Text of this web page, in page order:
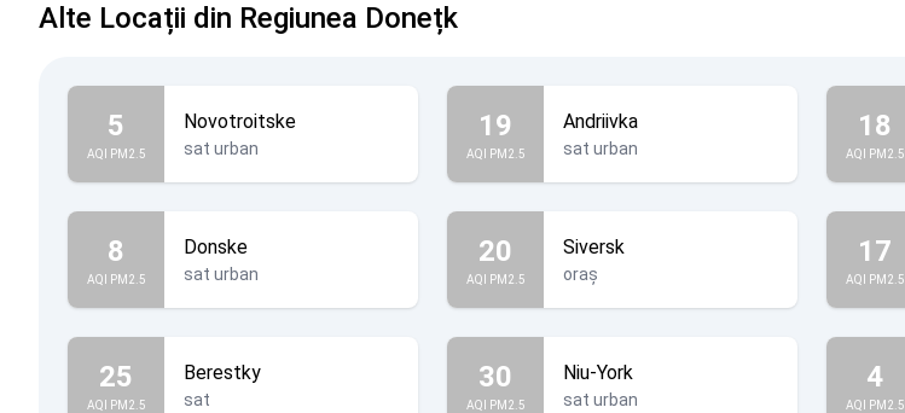
Alte Locații din Regiunea Donețk
5
AQI PM2.5
Novotroitske
sat urban
19
AQI PM2.5
Andriivka
sat urban
18
AQI PM2.5
8
AQI PM2.5
Donske
sat urban
20
AQI PM2.5
Siversk
oraș
17
AQI PM2.5
25
AQI PM2.5
Berestky
sat
30
AQI PM2.5
Niu-York
sat urban
4
AQI PM2.5